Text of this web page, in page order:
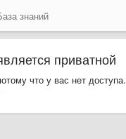
знаний
приватной
что у вас нет доступа.